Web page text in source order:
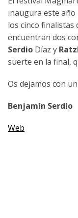
Crear Cuenta
inaugura este año
los cinco finalistas
encuentran dos
Serdio Díaz y
suerte en la final,
Os dejamos con
Benjamín Serdio
Web